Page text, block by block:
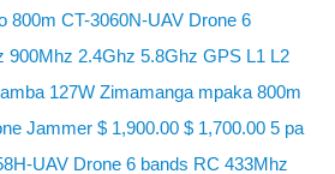
800m CT-3060N-UAV Drone 6
900Mhz 2.4Ghz 5.8Ghz GPS L1 L2
127W Zimamanga mpaka 800m
Jammer $ 1,900.00 $ 1,700.00 5 pa
UAV Drone 6 bands RC 433Mhz